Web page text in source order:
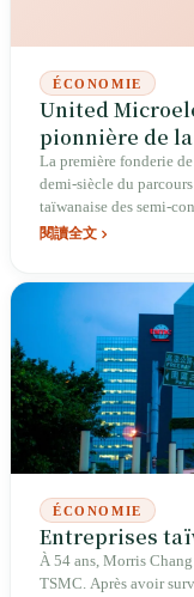
ÉCONOMIE
United
pionnière de
La première fonderie
demi-siècle du
taïwanaise des semi-
閱讀全文
ÉCONOMIE
Entreprises
À 54 ans, Morris
TSMC. Après avoir